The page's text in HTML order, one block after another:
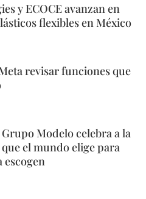
y ECOCE avanzan en
flexibles en México
revisar funciones que
Modelo celebra a la
el mundo elige para
escogen